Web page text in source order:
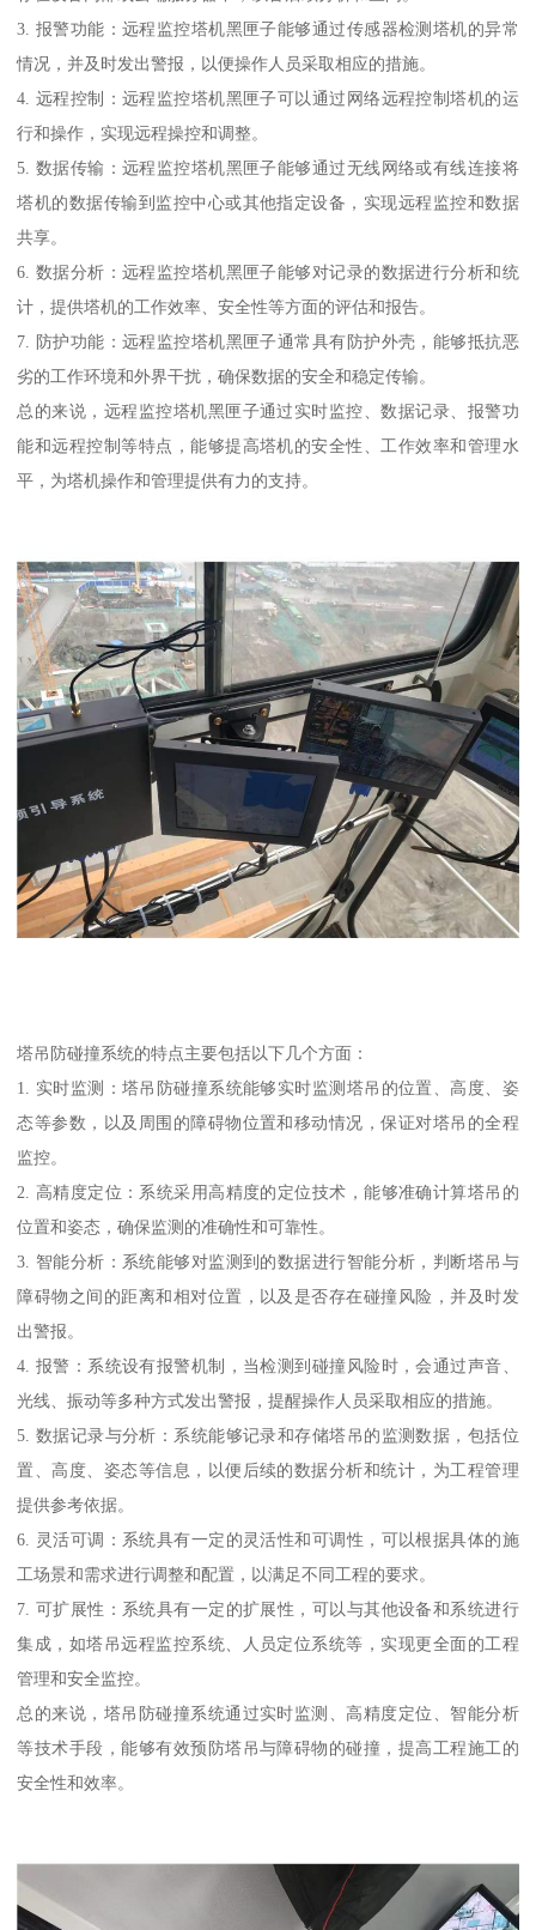
3. 报警功能：远程监控塔机黑匣子能够通过传感器检测塔机的异常
情况，并及时发出警报，以便操作人员采取相应的措施。
4. 远程控制：远程监控塔机黑匣子可以通过网络远程控制塔机的运
行和操作，实现远程操控和调整。
5. 数据传输：远程监控塔机黑匣子能够通过无线网络或有线连接将
塔机的数据传输到监控中心或其他指定设备，实现远程监控和数据
共享。
6. 数据分析：远程监控塔机黑匣子能够对记录的数据进行分析和统
计，提供塔机的工作效率、安全性等方面的评估和报告。
7. 防护功能：远程监控塔机黑匣子通常具有防护外壳，能够抵抗恶
劣的工作环境和外界干扰，确保数据的安全和稳定传输。
总的来说，远程监控塔机黑匣子通过实时监控、数据记录、报警功
能和远程控制等特点，能够提高塔机的安全性、工作效率和管理水
平，为塔机操作和管理提供有力的支持。
塔吊防碰撞系统的特点主要包括以下几个方面：
1. 实时监测：塔吊防碰撞系统能够实时监测塔吊的位置、高度、姿
态等参数，以及周围的障碍物位置和移动情况，保证对塔吊的全程
监控。
2. 高精度定位：系统采用高精度的定位技术，能够准确计算塔吊的
位置和姿态，确保监测的准确性和可靠性。
3. 智能分析：系统能够对监测到的数据进行智能分析，判断塔吊与
障碍物之间的距离和相对位置，以及是否存在碰撞风险，并及时发
出警报。
4. 报警：系统设有报警机制，当检测到碰撞风险时，会通过声音、
光线、振动等多种方式发出警报，提醒操作人员采取相应的措施。
5. 数据记录与分析：系统能够记录和存储塔吊的监测数据，包括位
置、高度、姿态等信息，以便后续的数据分析和统计，为工程管理
提供参考依据。
6. 灵活可调：系统具有一定的灵活性和可调性，可以根据具体的施
工场景和需求进行调整和配置，以满足不同工程的要求。
7. 可扩展性：系统具有一定的扩展性，可以与其他设备和系统进行
集成，如塔吊远程监控系统、人员定位系统等，实现更全面的工程
管理和安全监控。
总的来说，塔吊防碰撞系统通过实时监测、高精度定位、智能分析
等技术手段，能够有效预防塔吊与障碍物的碰撞，提高工程施工的
安全性和效率。